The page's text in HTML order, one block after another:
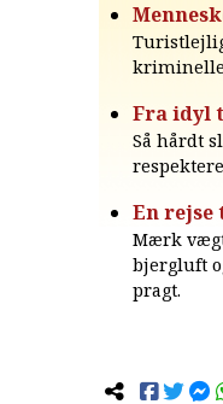
Fra idyl
Så hårdt
En
Mærk
bjergluft
pragt.